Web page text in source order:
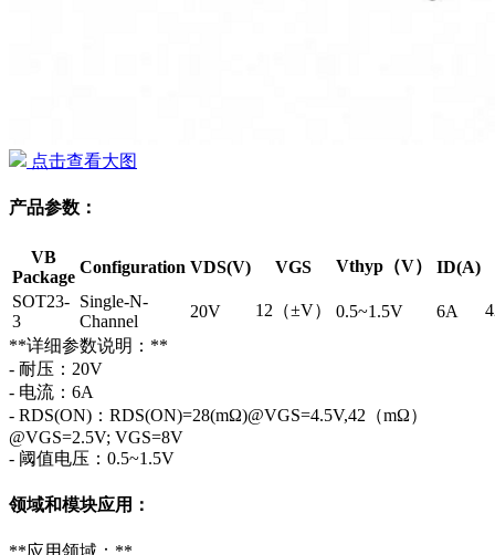
点击查看大图
产品参数：
VB
Package
Configuration VDS(V) VGS Vthyp（V）
ID(A)
SOT23-
3
Single-N-
Channel
20V 12（±V） 0.5~1.5V 6A
**详细参数说明：**
- 耐压：20V
- 电流：6A
- RDS(ON)：RDS(ON)=28(mΩ)@VGS=4.5V,42（mΩ）
@VGS=2.5V; VGS=8V
- 阈值电压：0.5~1.5V
领域和模块应用：